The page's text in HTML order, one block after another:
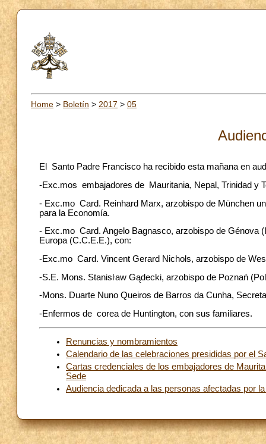
Home > Boletín > 2017 > 05
El Santo Padre Francisco ha recibido esta mañana en
-Exc.mos embajadores de Mauritania, Nepal, Trinidad y
- Exc.mo Card. Reinhard Marx, arzobispo de München
para la Economía.
- Exc.mo Card. Angelo Bagnasco, arzobispo de Génova
Europa (C.C.E.E.), con:
-Exc.mo Card. Vincent Gerard Nichols, arzobispo de
-S.E. Mons. Stanisŀaw Gądecki, arzobispo de Poznań
-Mons. Duarte Nuno Queiros de Barros da Cunha,
-Enfermos de corea de Huntington, con sus familiares.
Renuncias y nombramientos
Calendario de las celebraciones presididas por el
Cartas credenciales de los embajadores de
Sede
Audiencia dedicada a las personas afectadas por